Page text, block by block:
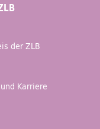
der ZLB
Karriere